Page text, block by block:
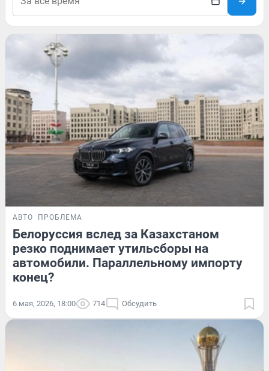
АВТО ПРОБЛЕМА
Белоруссия вслед за Казахстаном
резко поднимает утильсборы на
автомобили. Параллельному импорту
конец?
6 мая, 2026, 18:00 714 Обсудить